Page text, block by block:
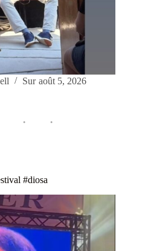
Sur août 5, 2026
#diosa